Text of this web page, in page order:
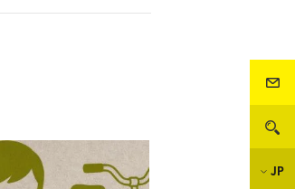
JP